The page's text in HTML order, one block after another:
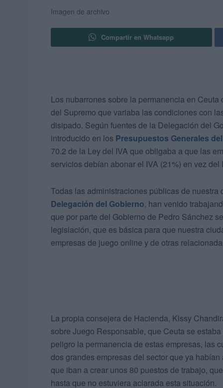
Imagen de archivo
Compartir en Whatsapp
Los nubarrones sobre la permanencia en
del Supremo que variaba las condiciones con
disipado. Según fuentes de la Delegación del
introducido en los Presupuestos Generales
70.2 de la Ley del IVA que obligaba a que las
servicios debían abonar el IVA (21%) en vez del
Todas las administraciones públicas de nuestra
Delegación del Gobierno, han venido
que por parte del Gobierno de Pedro Sánchez
legislación, que es básica para que nuestra
empresas de juego online y de otras
La propia consejera de Hacienda, Kissy
sobre Juego Responsable, que Ceuta se
peligro la permanencia de estas empresas, las
dos grandes empresas del sector que ya
que iban a crear unos 80 puestos de trabajo,
hasta que no estuviera aclarada esta situación.